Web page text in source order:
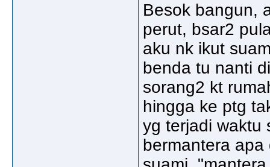
Besok bangun,
perut, bsar2
aku nk ikut
benda tu nanti
sorang2 kt
hingga ke ptg
yg terjadi waktu
bermantera